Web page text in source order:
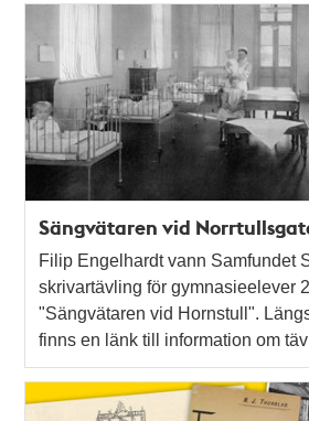
Sängvätaren vid
Filip Engelhardt vann Samfundet
skrivartävling för gymnasieelever
"Sängvätaren vid Hornstull".
finns en länk till information om